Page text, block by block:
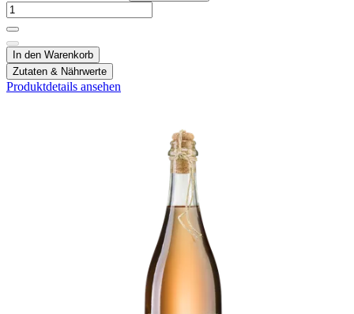
In den Warenkorb
Zutaten & Nährwerte
Produktdetails ansehen